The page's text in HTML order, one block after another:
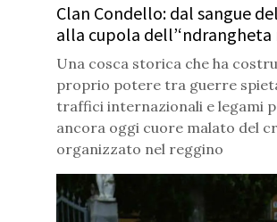
Clan Condello: dal sangue
alla cupola dell’‘ndrangheta
Una cosca storica che ha
proprio potere tra guerre
traffici internazionali e legami
ancora oggi cuore malato del
organizzato nel reggino